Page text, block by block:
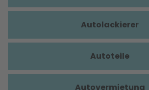
Autolackierer
Autoteile
Autovermietung